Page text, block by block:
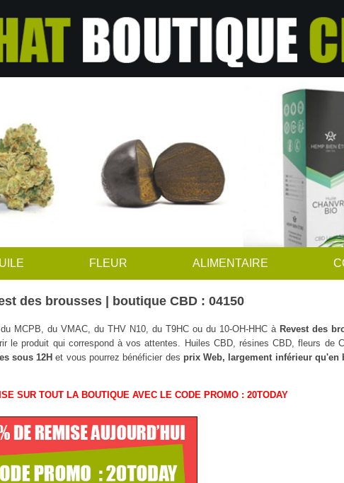
FLEUR ALIMENTAIRE
des brousses | boutique CBD : 04150
MCPB, du VMAC, du THV N10, du T9HC ou du 10-OH-HHC à Revest des
le produit qui correspond à vos attentes. Huiles CBD, résines CBD, fleurs de
sous 12H et vous pourrez bénéficier des prix Web, largement inférieur qu'en
SUR TOUT LA BOUTIQUE AVEC LE CODE PROMO : 20TODAY